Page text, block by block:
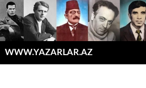
WWW.YAZARLAR.AZ